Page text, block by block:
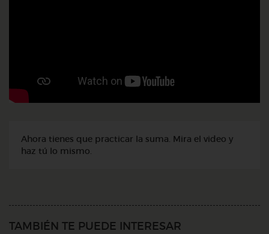
Ahora tienes que practicar la suma. Mira el video y
haz tú lo mismo.
TAMBIÉN TE PUEDE INTERESAR